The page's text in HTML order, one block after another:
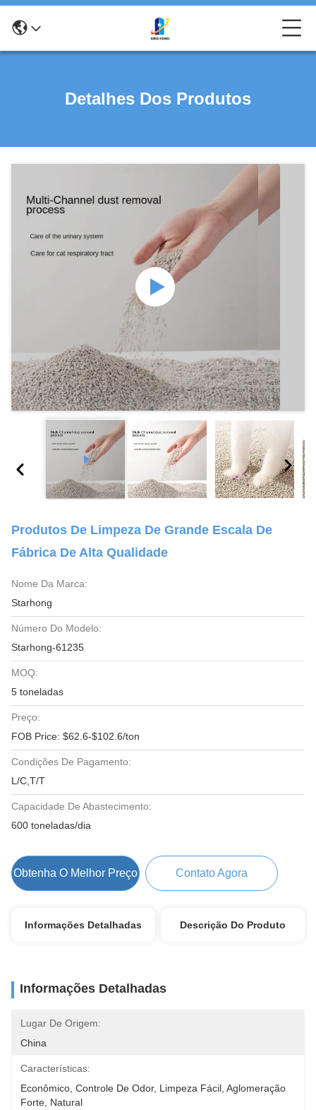
Detalhes Dos Produtos
Produtos De Limpeza De Grande Escala De
Fábrica De Alta Qualidade
Nome Da Marca:
Starhong
Número Do Modelo:
Starhong-61235
MOQ:
5 toneladas
Preço:
FOB Price: $62.6-$102.6/ton
Condições De Pagamento:
L/C,T/T
Capacidade De Abastecimento:
600 toneladas/dia
Obtenha O Melhor Preço Contato Agora
Informações Detalhadas Descrição Do Produto
Informações Detalhadas
Lugar De Origem:
China
Características:
Econômico, Controle De Odor, Limpeza Fácil, Aglomeração
Forte, Natural